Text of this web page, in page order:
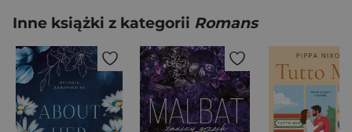
Inne książki z kategorii Romans